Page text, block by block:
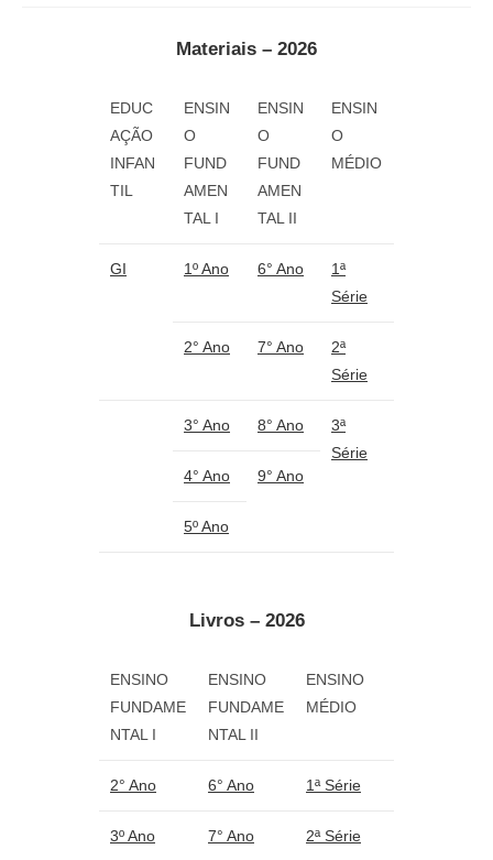
Materiais – 2026
EDUC
AÇÃO
INFAN
TIL
ENSIN
O
FUND
AMEN
TAL I
ENSIN
O
FUND
AMEN
TAL II
ENSIN
O
MÉDIO
GI 1º Ano 6° Ano
1ª
Série
2° Ano 7° Ano
2ª
Série
3° Ano 8° Ano
3ª
Série
4° Ano
9° Ano
5º Ano
Livros – 2026
ENSINO
FUNDAME
NTAL I
ENSINO
FUNDAME
NTAL II
ENSINO
MÉDIO
2° Ano 6° Ano 1ª Série
3º Ano 7° Ano 2ª Série